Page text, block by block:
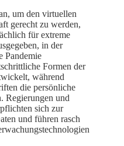
um den virtuellen
gerecht zu werden,
für extreme
in der
Pandemie
Formen der
während
die persönliche
Regierungen und
sich zur
und führen rasch